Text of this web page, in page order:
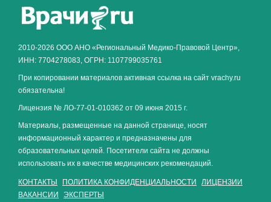
2010-2026 ООО АНО «Региональный Медико-Правовой Центр»,
ИНН: 7704278083, ОГРН: 1107799035761
При копировании материалов активная ссылка на сайт vrachy.ru
обязательна!
Лицензия № ЛО-77-01-010362 от 09 июня 2015 г.
Материалы, размещенные на данной странице, носят
информационный характер и предназначены для
образовательных целей. Посетители сайта не должны
использовать их в качестве медицинских рекомендаций.
КОНТАКТЫ ПОЛИТИКА КОНФИДЕНЦИАЛЬНОСТИ
ЛИЦЕНЗИИ
ВАКАНСИИ
ЭКСПЕРТЫ